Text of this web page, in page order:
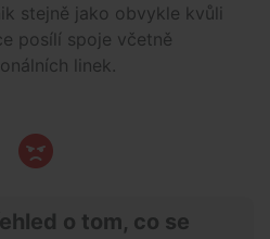
stejně jako obvykle kvůli
posílí spoje včetně
linek.
o tom, co se